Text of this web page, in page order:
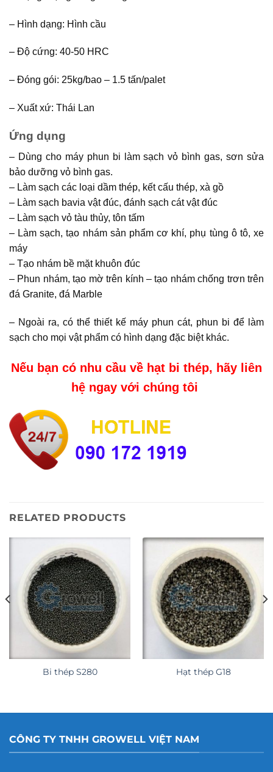
– Hình dạng: Hình cầu
– Độ cứng: 40-50 HRC
– Đóng gói: 25kg/bao – 1.5 tấn/palet
– Xuất xứ: Thái Lan
Ứng dụng
– Dùng cho máy phun bi làm sạch vỏ bình gas, sơn sửa
bảo dưỡng vỏ bình gas.
– Làm sạch các loại dầm thép, kết cấu thép, xà gồ
– Làm sạch bavia vật đúc, đánh sạch cát vật đúc
– Làm sạch vỏ tàu thủy, tôn tấm
– Làm sạch, tạo nhám sản phẩm cơ khí, phụ tùng ô tô, xe
máy
– Tạo nhám bề mặt khuôn đúc
– Phun nhám, tạo mờ trên kính – tạo nhám chống trơn trên
đá Granite, đá Marble
– Ngoài ra, có thể thiết kế máy phun cát, phun bi để làm
sạch cho mọi vật phẩm có hình dạng đặc biệt khác.
Nếu bạn có nhu cầu về hạt bi thép, hãy liên
hệ ngay với chúng tôi
RELATED PRODUCTS
Bi thép S280 Hạt thép G18
CÔNG TY TNHH GROWELL VIỆT NAM